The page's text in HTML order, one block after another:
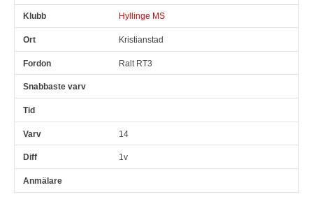
Hyllinge MS
Kristianstad
Ralt RT3
14
1v